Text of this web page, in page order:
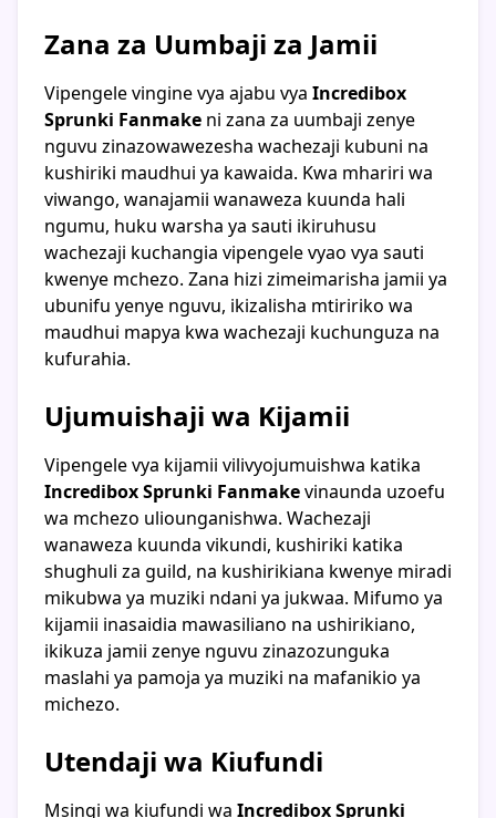
Zana za Uumbaji za Jamii
Vipengele vingine vya ajabu vya Incredibox
Sprunki Fanmake ni zana za uumbaji zenye
nguvu zinazowawezesha wachezaji kubuni na
kushiriki maudhui ya kawaida. Kwa mhariri wa
viwango, wanajamii wanaweza kuunda hali
ngumu, huku warsha ya sauti ikiruhusu
wachezaji kuchangia vipengele vyao vya sauti
kwenye mchezo. Zana hizi zimeimarisha jamii ya
ubunifu yenye nguvu, ikizalisha mtiririko wa
maudhui mapya kwa wachezaji kuchunguza na
kufurahia.
Ujumuishaji wa Kijamii
Vipengele vya kijamii vilivyojumuishwa katika
Incredibox Sprunki Fanmakevinaunda uzoefu
wa mchezo uliounganishwa. Wachezaji
wanaweza kuunda vikundi, kushiriki katika
shughuli za guild, na kushirikiana kwenye miradi
mikubwa ya muziki ndani ya jukwaa. Mifumo ya
kijamii inasaidia mawasiliano na ushirikiano,
ikikuza jamii zenye nguvu zinazozunguka
maslahi ya pamoja ya muziki na mafanikio ya
michezo.
Utendaji wa Kiufundi
Msingi wa kiufundi wa Incredibox Sprunki